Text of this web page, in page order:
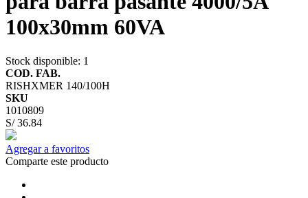
100x30mm 60VA
Stock disponible: 1
COD. FAB.
RISHXMER 140/100H
SKU
1010809
S/ 36.84
Agregar a favoritos
Comparte este producto